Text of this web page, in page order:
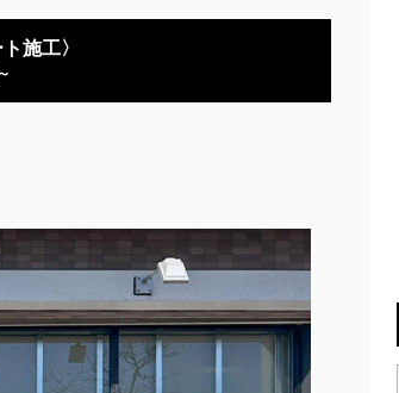
施工〉